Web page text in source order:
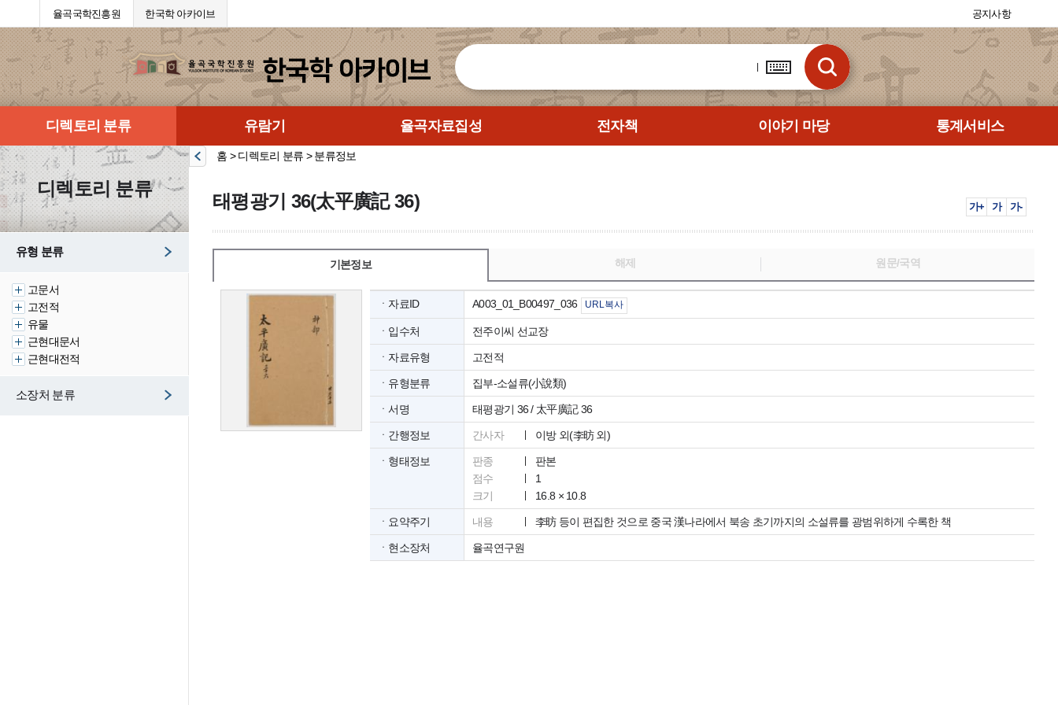
율곡국학진흥원 한국학 아카이브 공지사항
디렉토리 분류 유람기 율곡자료집성 전자책 이야기 마당 통계서비스
디렉토리 분류
유형 분류
고문서
고전적
유물
근현대문서
근현대전적
소장처 분류
홈 > 디렉토리 분류 > 분류정보
태평광기 36(太平廣記 36) 가+ 가 가-
기본정보 해제 원문/국역
ㆍ자료ID A003_01_B00497_036 URL복사
ㆍ입수처 전주이씨 선교장
ㆍ자료유형 고전적
ㆍ유형분류 집부-소설류(小說類)
ㆍ서명 태평광기 36 / 太平廣記 36
ㆍ간행정보 간사자 이방 외(李昉 외)
ㆍ형태정보 판종
판본
점수
1
크기
16.8 × 10.8
ㆍ요약주기 내용 李昉 등이 편집한 것으로 중국 漢나라에서 북송 초기까지의 소설류를 광범위하게 수록한 책
ㆍ현소장처 율곡연구원